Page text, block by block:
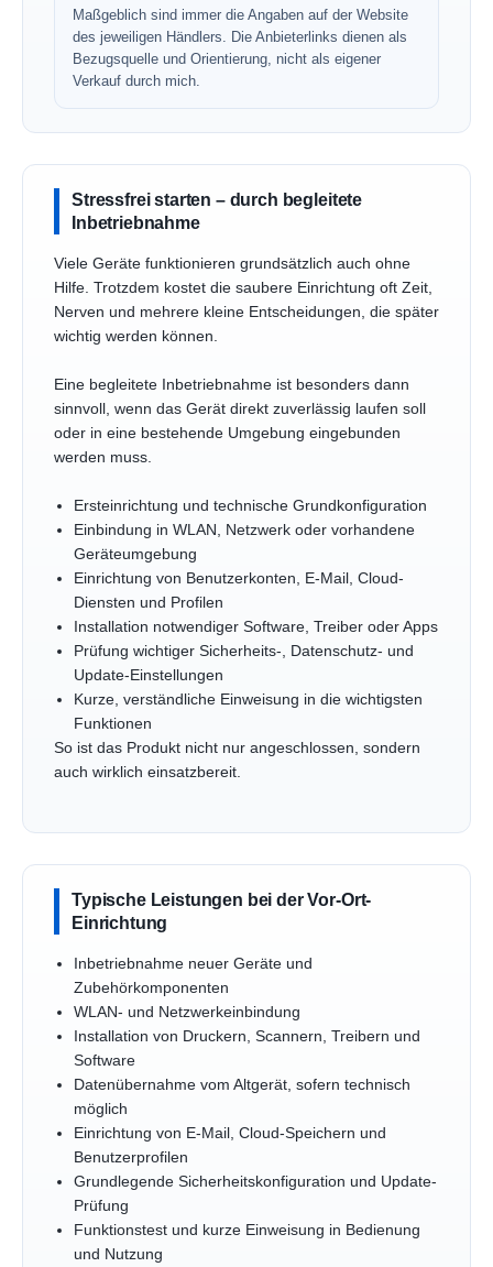
Maßgeblich sind immer die Angaben auf der Website
des jeweiligen Händlers. Die Anbieterlinks dienen als
Bezugsquelle und Orientierung, nicht als eigener
Verkauf durch mich.
Stressfrei starten – durch begleitete
Inbetriebnahme
Viele Geräte funktionieren grundsätzlich auch ohne
Hilfe. Trotzdem kostet die saubere Einrichtung oft Zeit,
Nerven und mehrere kleine Entscheidungen, die später
wichtig werden können.
Eine begleitete Inbetriebnahme ist besonders dann
sinnvoll, wenn das Gerät direkt zuverlässig laufen soll
oder in eine bestehende Umgebung eingebunden
werden muss.
Ersteinrichtung und technische Grundkonfiguration
Einbindung in WLAN, Netzwerk oder vorhandene
Geräteumgebung
Einrichtung von Benutzerkonten, E-Mail, Cloud-
Diensten und Profilen
Installation notwendiger Software, Treiber oder Apps
Prüfung wichtiger Sicherheits-, Datenschutz- und
Update-Einstellungen
Kurze, verständliche Einweisung in die wichtigsten
Funktionen
So ist das Produkt nicht nur angeschlossen, sondern
auch wirklich einsatzbereit.
Typische Leistungen bei der Vor-Ort-
Einrichtung
Inbetriebnahme neuer Geräte und
Zubehörkomponenten
WLAN- und Netzwerkeinbindung
Installation von Druckern, Scannern, Treibern und
Software
Datenübernahme vom Altgerät, sofern technisch
möglich
Einrichtung von E-Mail, Cloud-Speichern und
Benutzerprofilen
Grundlegende Sicherheitskonfiguration und Update-
Prüfung
Funktionstest und kurze Einweisung in Bedienung
und Nutzung